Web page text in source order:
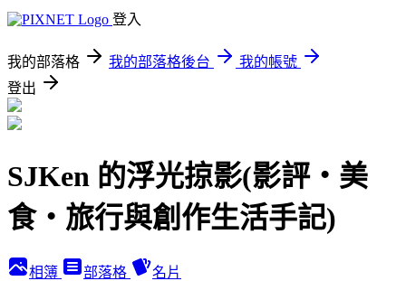
登入
我的部落格 我的部落格後台
我的帳號
登出
SJKen 的浮光掠影(影評‧美
食‧旅行與創作生活手記)
相簿 部落格 名片